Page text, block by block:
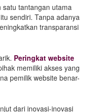
tantangan utama
sendiri. Tanpa adanya
transparansi
Peringkat website
memiliki akses yang
pemilik website benar-
dari inovasi-inovasi